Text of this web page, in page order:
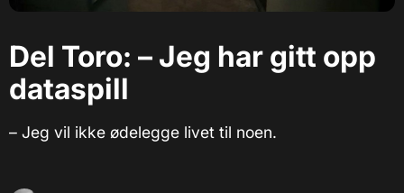
Del Toro: – Jeg har gitt opp
dataspill
– Jeg vil ikke ødelegge livet til noen.